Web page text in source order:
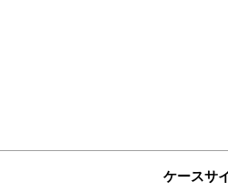
ケースサ